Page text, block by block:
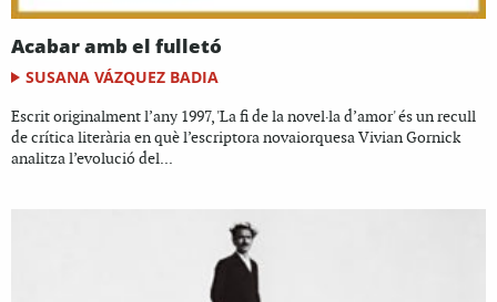
Acabar amb el fulletó
SUSANA VÁZQUEZ BADIA
Escrit originalment l’any 1997, 'La fi de la novel·la d’amor' és un recull
de crítica literària en què l’escriptora novaiorquesa Vivian Gornick
analitza l’evolució del...